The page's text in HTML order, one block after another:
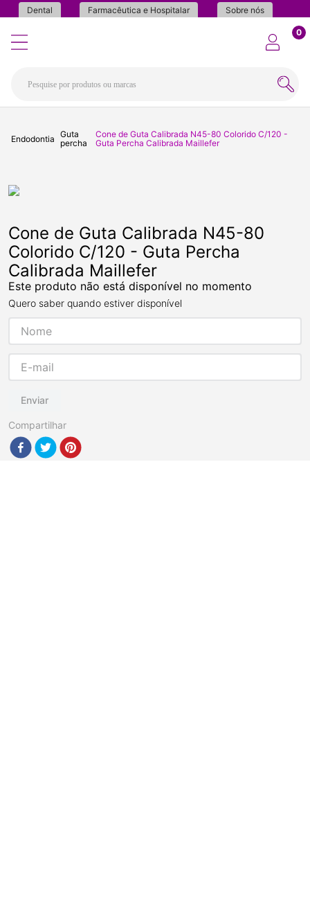
Dental Farmacêutica e Hospitalar Sobre nós
0
Endodontia Guta
percha
Cone de Guta Calibrada N45-80 Colorido C/120 -
Guta Percha Calibrada Maillefer
Cone de Guta Calibrada N45-80
Colorido C/120 - Guta Percha
Calibrada Maillefer
Este produto não está disponível no momento
Quero saber quando estiver disponível
Enviar
Compartilhar